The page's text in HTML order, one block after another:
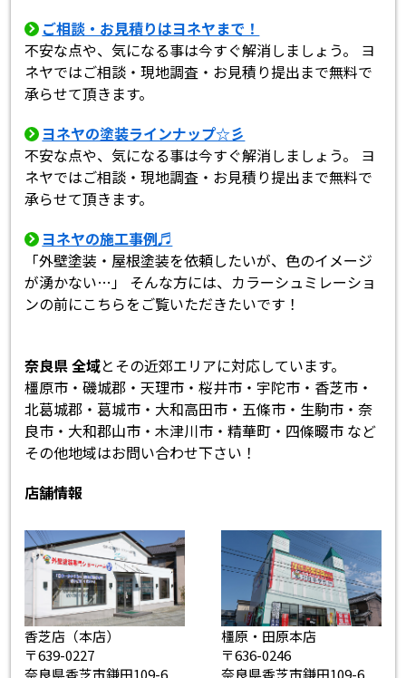
ご相談・お見積りはヨネヤまで！
不安な点や、気になる事は今すぐ解消しましょう。 ヨ
ネヤではご相談・現地調査・お見積り提出まで無料で
承らせて頂きます。
ヨネヤの塗装ラインナップ☆彡
不安な点や、気になる事は今すぐ解消しましょう。 ヨ
ネヤではご相談・現地調査・お見積り提出まで無料で
承らせて頂きます。
ヨネヤの施工事例♬
「外壁塗装・屋根塗装を依頼したいが、色のイメージ
が湧かない…」 そんな方には、カラーシュミレーショ
ンの前にこちらをご覧いただきたいです！
奈良県 全域とその近郊エリアに対応しています。
橿原市・磯城郡・天理市・桜井市・宇陀市・香芝市・
北葛城郡・葛城市・大和高田市・五條市・生駒市・奈
良市・大和郡山市・木津川市・精華町・四條畷市 など
その他地域はお問い合わせ下さい！
店舗情報
香芝店（本店）
〒639-0227
奈良県香芝市鎌田109-6
橿原・田原本店
〒636-0246
奈良県香芝市鎌田109-6